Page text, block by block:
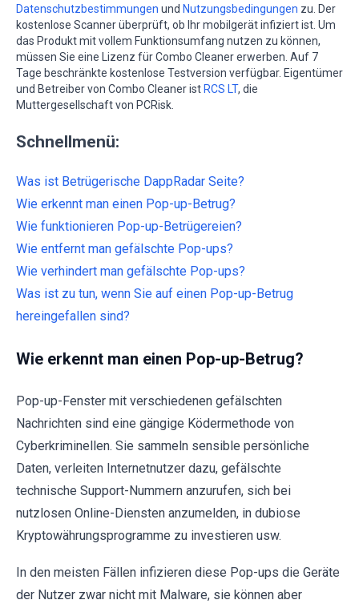
Datenschutzbestimmungen und Nutzungsbedingungen zu. Der
kostenlose Scanner überprüft, ob Ihr mobilgerät infiziert ist. Um
das Produkt mit vollem Funktionsumfang nutzen zu können,
müssen Sie eine Lizenz für Combo Cleaner erwerben. Auf 7
Tage beschränkte kostenlose Testversion verfügbar. Eigentümer
und Betreiber von Combo Cleaner ist RCS LT, die
Muttergesellschaft von PCRisk.
Schnellmenü:
Was ist Betrügerische DappRadar Seite?
Wie erkennt man einen Pop-up-Betrug?
Wie funktionieren Pop-up-Betrügereien?
Wie entfernt man gefälschte Pop-ups?
Wie verhindert man gefälschte Pop-ups?
Was ist zu tun, wenn Sie auf einen Pop-up-Betrug
hereingefallen sind?
Wie erkennt man einen Pop-up-Betrug?
Pop-up-Fenster mit verschiedenen gefälschten
Nachrichten sind eine gängige Ködermethode von
Cyberkriminellen. Sie sammeln sensible persönliche
Daten, verleiten Internetnutzer dazu, gefälschte
technische Support-Nummern anzurufen, sich bei
nutzlosen Online-Diensten anzumelden, in dubiose
Kryptowährungsprogramme zu investieren usw.
In den meisten Fällen infizieren diese Pop-ups die Geräte
der Nutzer zwar nicht mit Malware, sie können aber